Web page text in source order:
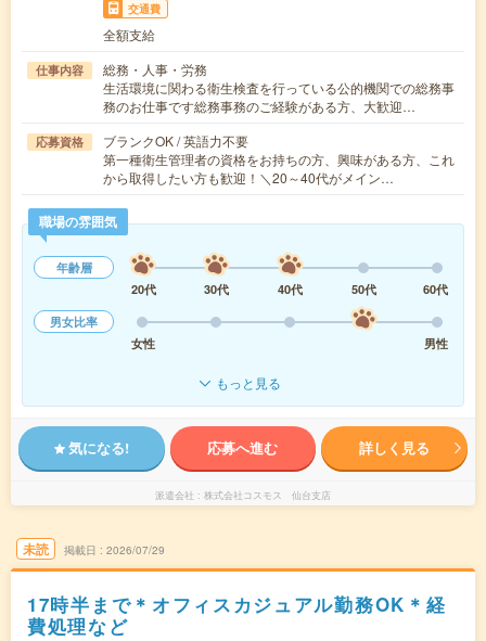
交通費
全額支給
仕事内容
総務・人事・労務
生活環境に関わる衛生検査を行っている公的機関での総務事
務のお仕事です総務事務のご経験がある方、大歓迎…
応募資格
ブランクOK / 英語力不要
第一種衛生管理者の資格をお持ちの方、興味がある方、これ
から取得したい方も歓迎！＼20～40代がメイン…
職場の雰囲気
年齢層
20代
30代 40代 50代
60代
男女比率
女性
男性
もっと見る
気になる! 応募へ進む 詳しく見る
派遣会社 株式会社コスモス 仙台支店
未読 掲載日 2026/07/29
17時半まで＊オフィスカジュアル勤務OK＊経
費処理など